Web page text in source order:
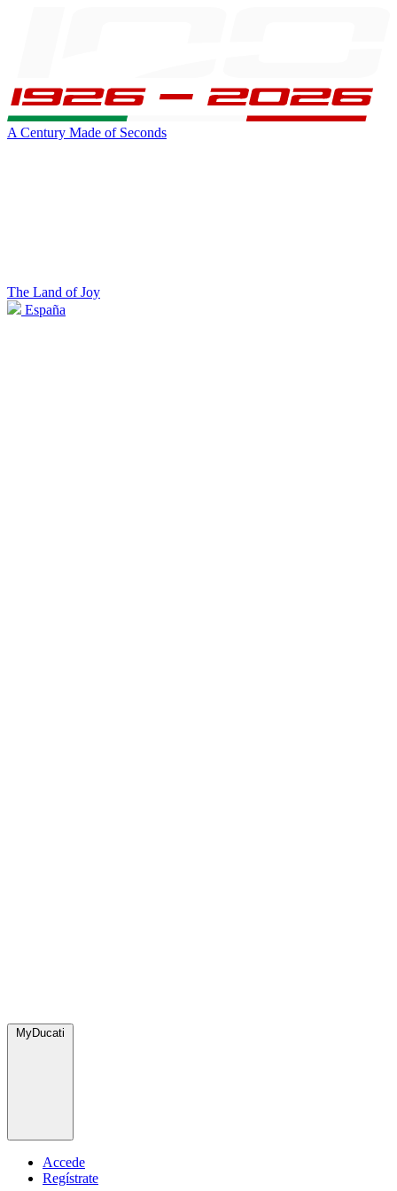
A Century Made of Seconds
The Land of Joy
España
MyDucati
Accede
Regístrate